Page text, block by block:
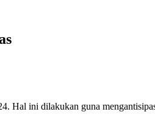
Hal ini dilakukan guna